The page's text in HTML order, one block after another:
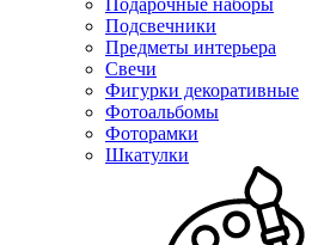
Подарочные наборы
Подсвечники
Предметы интерьера
Свечи
Фигурки декоративные
Фотоальбомы
Фоторамки
Шкатулки